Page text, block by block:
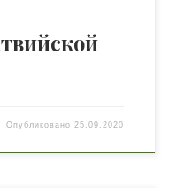
Опубликовано 25.09.2020